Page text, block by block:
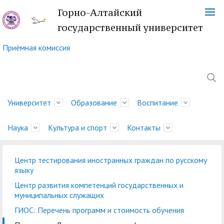
Горно-Алтайский
государственный университет
Приёмная комиссия
Университет
Обращение ректора
История
Ученый совет
Администрация
Военный учебный центр
при ГАГУ
делопроизводства
Образование
Факультеты
Учебно-методическое
управление
Методический совет
ГАГУ
деятельность
Воспитание
Управление
молодежной политики
и воспитательной
деятельности
Центр социально-
психологической
Совет по
Наука
Новости науки
Управление научных
исследований
Отдел подготовки
научно-педагогических
библиотека
Культура и спорт
Немецкий культурный
центр
Центр языка и культуры
Китая
Туристский клуб
"Горизонт"
"Буревестник"
Контакты
Телефонный справочник Платежные реквизиты
Символика ГАГУ
Карта корпусов
Карта сайта
Центр тестирования иностранных граждан по русскому
языку
Центр развития компетенций государственных и
муниципальных служащих
ГИОС: Перечень программ и стоимость обучения